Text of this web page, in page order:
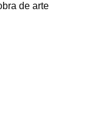
de arte